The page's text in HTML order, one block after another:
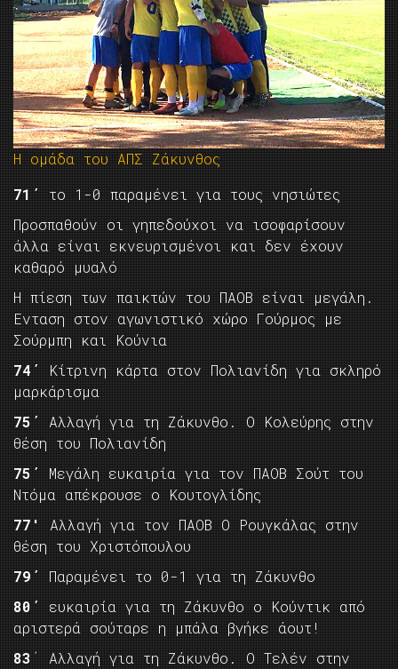
Η ομάδα του ΑΠΣ Ζάκυνθος
71΄
το 1-0 παραμένει για τους νησιώτες
Προσπαθούν οι γηπεδούχοι να ισοφαρίσουν
άλλα είναι εκνευρισμένοι και δεν έχουν
καθαρό μυαλό
Η πίεση των παικτών του ΠΑΟΒ είναι μεγάλη.
Ενταση στον αγωνιστικό χώρο Γούρμος με
Σούρμπη και Κούνια
74΄
Κίτρινη κάρτα στον Πολιανίδη για σκληρό
μαρκάρισμα
75΄ Αλλαγή για τη Ζάκυνθο. Ο Κολεύρης στην
θέση του Πολιανίδη
75΄
Μεγάλη ευκαιρία για τον ΠΑΟΒ Σούτ του
Ντόμα απέκρουσε ο Κουτογλίδης
77′
Αλλαγή για τον ΠΑΟΒ Ο Ρουγκάλας στην
θέση του Χριστόπουλου
79΄
Παραμένει το 0-1 για τη Ζάκυνθο
80΄
ευκαιρία για τη Ζάκυνθο ο Κούντικ από
αριστερά σούταρε η μπάλα βγήκε άουτ!
83 ΄ Αλλαγή για τη Ζάκυνθο. Ο Τελέν στην